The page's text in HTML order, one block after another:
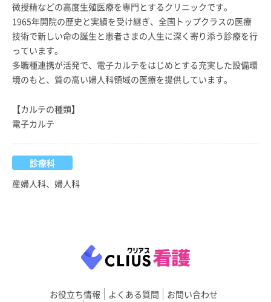
微授精などの高度生殖医療を専門とするクリニックです。
1965年開院の歴史と実績を受け継ぎ、全国トップクラスの医療
技術で新しい命の誕生と患者さまの人生に深く寄り添う診療を行
っています。
多職種連携が活発で、電子カルテをはじめとする充実した設備環
境のもと、質の高い婦人科領域の医療を提供しています。
【カルテの種類】
電子カルテ
診療科
産婦人科、婦人科
お役立ち情報 よくある質問
お問い合わせ